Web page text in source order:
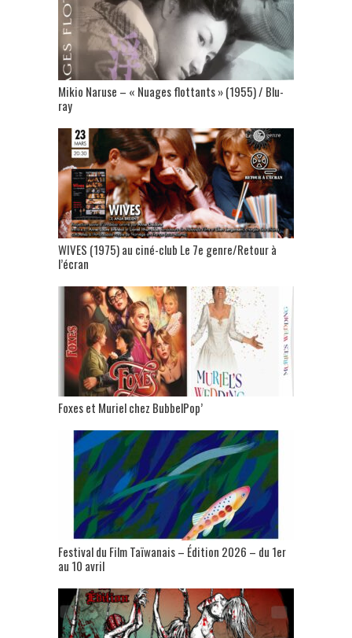
Mikio Naruse – « Nuages flottants » (1955) / Blu-
ray
WIVES (1975) au ciné-club Le 7e genre/Retour à
l’écran
Foxes et Muriel chez BubbelPop’
Festival du Film Taïwanais – Édition 2026 – du 1er
au 10 avril